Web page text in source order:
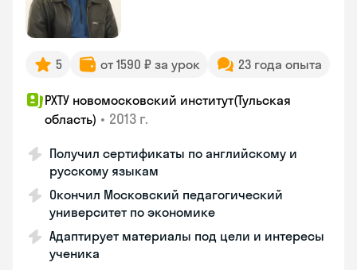
5 от 1590 ₽ за урок 23 года опыта
РХТУ новомосковский институт(Тульская
область) • 2013 г.
Получил сертификаты по английскому и
русскому языкам
Окончил Московский педагогический
университет по экономике
Адаптирует материалы под цели и интересы
ученика